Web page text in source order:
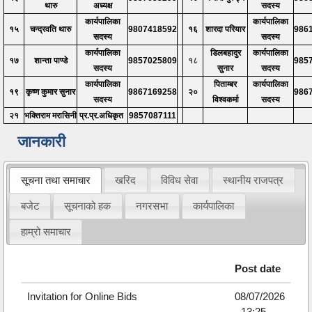
थारु
अध्यक्ष
सदस्य
१५ चन्द्रवति थारु
कार्यपालिका
सदस्य
9807418592 १६ शारदा परियार
कार्यपालिका
सदस्य
१७ शान्ता पाण्डे
कार्यपालिका
सदस्य
9857025809 १८
डिलबहादुर
सुनार
कार्यपालिका
सदस्य
१९ कृष्ण कुमार सुनार
कार्यपालिका
सदस्य
9867169258 २०
पिताम्बर
विश्वकर्मा
कार्यपालिका
सदस्य
२१ भक्तिराम मरासिनी प्र.प्र.अधिकृत 9857087111
जानकारी
सूचना तथा समाचार खरिद विविध सेवा स्थानीय राजपत्र
बजेट सूचनाको हक नगरसभा कार्यपालिका
हाम्रो समाचार
Post date
Invitation for Online Bids
08/07/2026